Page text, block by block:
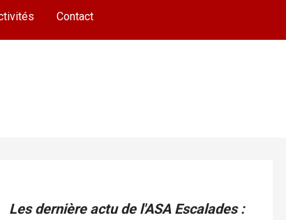
Contact
Les dernière actu de l'ASA Escalades :